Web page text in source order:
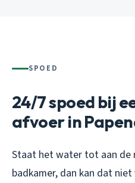
SPOED
24/7 spoed bij
afvoer in
Staat het water tot aan de
badkamer, dan kan dat